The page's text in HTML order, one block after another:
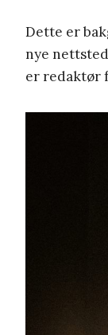
Dette er
nye
er redaktør